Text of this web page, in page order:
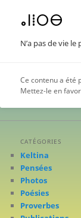
ⴰⵏⵂⵔⴱ
N’a pas de vie le
Ce contenu a été
Mettez-le en
CATÉGORIES
Keltina
Pensées
Photos
Poésies
Proverbes